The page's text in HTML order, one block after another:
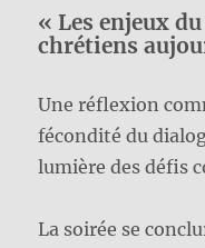
« Les enjeux
chrétiens
Une réflexion
fécondité du
lumière des défis
La soirée se